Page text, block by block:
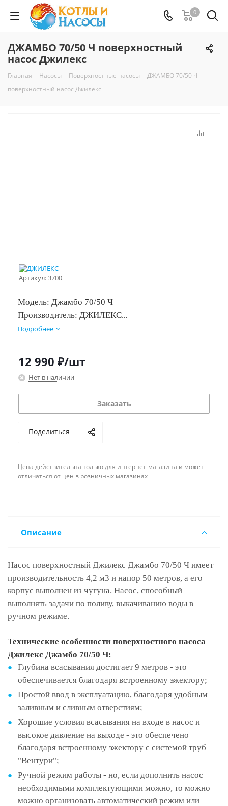
0
ДЖАМБО 70/50 Ч поверхностный
насос Джилекс
Главная - Насосы - Поверхностные насосы - ДЖАМБО 70/50 Ч
поверхностный насос Джилекс
Артикул:3700
Модель: Джамбо 70/50 Ч
Производитель: ДЖИЛЕКС
Страна производства: Россия
Подробнее
12 990 ₽/шт
Нет в наличии
Заказать
Поделиться
Цена действительна только для интернет-магазина и может
отличаться от цен в розничных магазинах
Описание
Насос поверхностный Джилекс Джамбо 70/50 Ч имеет
производительность 4,2 м3 и напор 50 метров, а его
корпус выполнен из чугуна. Насос, способный
выполнять задачи по поливу, выкачиванию воды в
ручном режиме.
Технические особенности поверхностного насоса
Джилекс Джамбо 70/50 Ч:
Глубина всасывания достигает 9 метров - это
обеспечивается благодаря встроенному эжектору;
Простой ввод в эксплуатацию, благодаря удобным
заливным и сливным отверстиям;
Хорошие условия всасывания на входе в насос и
высокое давление на выходе - это обеспечено
благодаря встроенному эжектору с системой труб
"Вентури";
Ручной режим работы - но, если дополнить насос
необходимыми комплектующими можно, то можно
можно организовать автоматический режим или